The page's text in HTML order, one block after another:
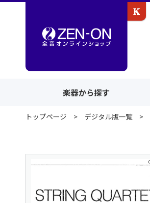
楽器から探す
トップページ デジタル版一覧